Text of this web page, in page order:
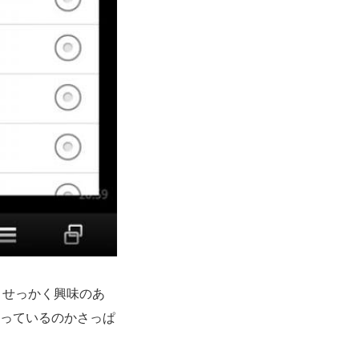
っかく興味のあ
ているのかさっぱ